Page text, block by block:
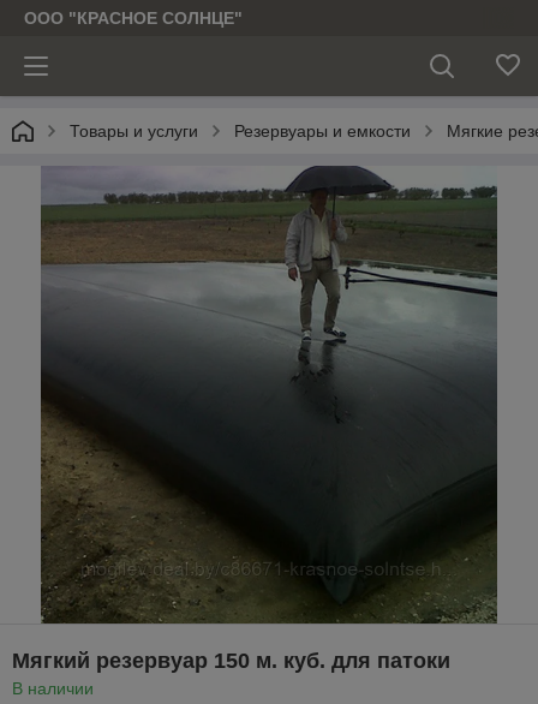
ООО "КРАСНОЕ СОЛНЦЕ"
Товары и услуги Резервуары и емкости Мягкие
Мягкий резервуар 150 м. куб. для патоки
В наличии